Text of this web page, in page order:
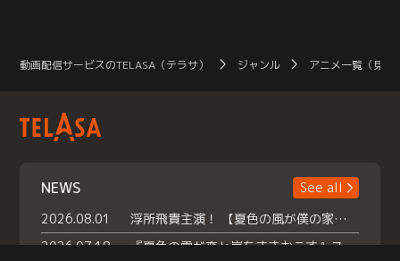
動画配信サービスのTELASA（テラサ） ジャンル アニメ一覧（見放
NEWS
See all
2026.08.01
浮所飛貴主演！ 【夏色の風が僕の家にやってきた】 本日よりテラサで独占配信スタート！
2026.07.18
『夏色の雲が恋と嵐をまきおこす』スペシャルメイキング 【Part1】2026年７月18日（土）23時30分～配信スタート！話題のシーンの裏側を大公開！豪華キャスト大集合！ 『武宮家 真夏の家族会議』開催！